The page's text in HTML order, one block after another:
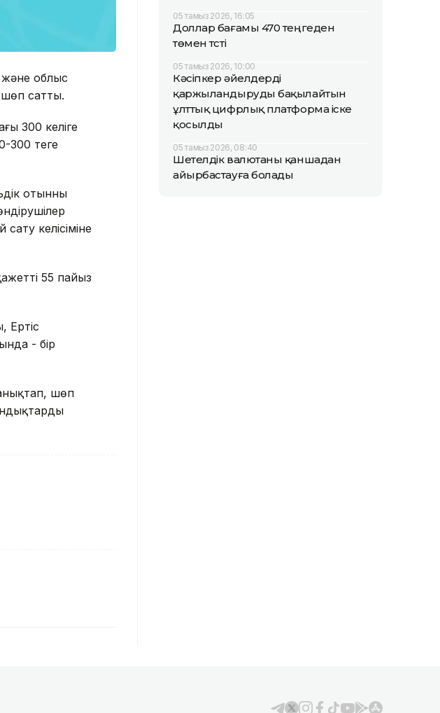
облыс
сатты.
300 келіге
300 теңге
отынның
келісіміне
55 пайыз
Ертіс
- бір
шөп
05 тамыз 2026, 16:05
Доллар бағамы 470 теңгеден
төмен түсті
05 тамыз 2026, 10:00
Кәсіпкер әйелдерді
қаржыландыруды бақылайтын
ұлттық цифрлық платформа іске
қосылды
05 тамыз 2026, 08:40
Шетелдік валютаны қаншадан
айырбастауға болады